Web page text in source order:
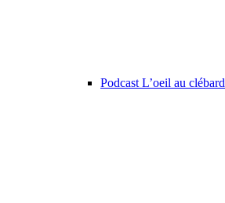
Podcast L’oeil au clébard